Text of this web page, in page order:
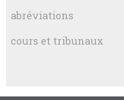
abréviations
cours et tribunaux